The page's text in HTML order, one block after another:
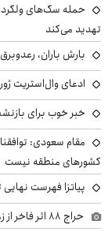
تهدید می‌کند
بارش باران،
ادعای وال‌استریت
خبر خوب برای
مقام سعودی:
کشورهای منطقه نیست
پیاتزا فهرست نهایی
حراج ۸۸ اثر فاخر از زمان تیموریان تا دوره معاصر +تصاویر